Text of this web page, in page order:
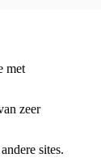
met
zeer
sites.